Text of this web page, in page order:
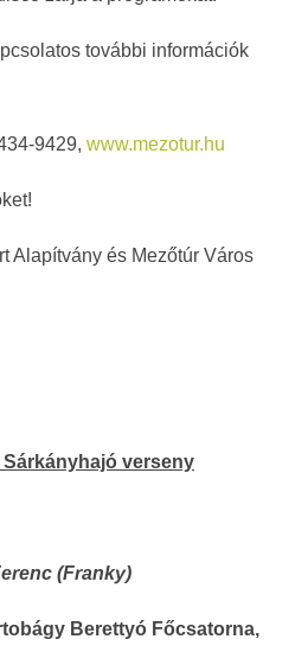
további információk
9429, www.mezotur.hu
Alapítvány és Mezőtúr Város
Sárkányhajó verseny
(Franky)
Berettyó Főcsatorna,